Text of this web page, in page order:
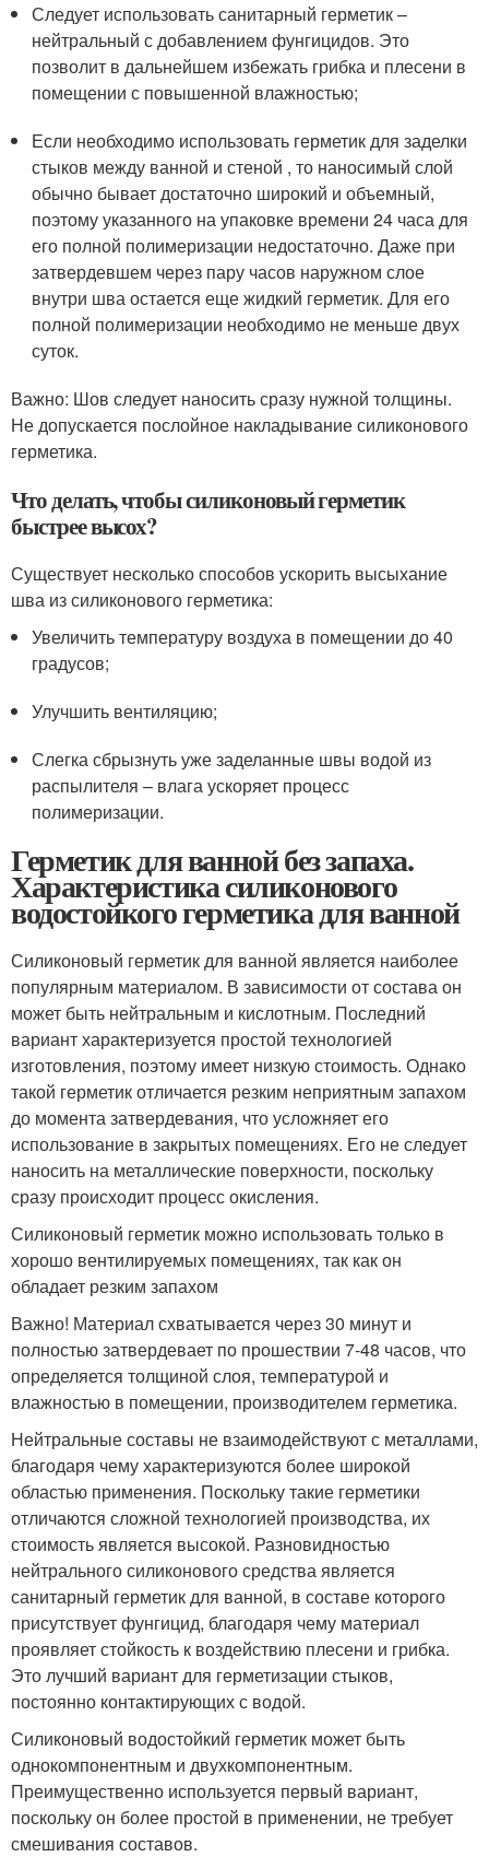
Следует использовать санитарный герметик –
нейтральный с добавлением фунгицидов. Это
позволит в дальнейшем избежать грибка и плесени в
помещении с повышенной влажностью;
Если необходимо использовать герметик для заделки
стыков между ванной и стеной , то наносимый слой
обычно бывает достаточно широкий и объемный,
поэтому указанного на упаковке времени 24 часа для
его полной полимеризации недостаточно. Даже при
затвердевшем через пару часов наружном слое
внутри шва остается еще жидкий герметик. Для его
полной полимеризации необходимо не меньше двух
суток.
Важно: Шов следует наносить сразу нужной толщины.
Не допускается послойное накладывание силиконового
герметика.
Что делать, чтобы силиконовый герметик
быстрее высох?
Существует несколько способов ускорить высыхание
шва из силиконового герметика:
Увеличить температуру воздуха в помещении до 40
градусов;
Улучшить вентиляцию;
Слегка сбрызнуть уже заделанные швы водой из
распылителя – влага ускоряет процесс
полимеризации.
Герметик для ванной без запаха.
Характеристика силиконового
водостойкого герметика для ванной
Силиконовый герметик для ванной является наиболее
популярным материалом. В зависимости от состава он
может быть нейтральным и кислотным. Последний
вариант характеризуется простой технологией
изготовления, поэтому имеет низкую стоимость. Однако
такой герметик отличается резким неприятным запахом
до момента затвердевания, что усложняет его
использование в закрытых помещениях. Его не следует
наносить на металлические поверхности, поскольку
сразу происходит процесс окисления.
Силиконовый герметик можно использовать только в
хорошо вентилируемых помещениях, так как он
обладает резким запахом
Важно! Материал схватывается через 30 минут и
полностью затвердевает по прошествии 7-48 часов, что
определяется толщиной слоя, температурой и
влажностью в помещении, производителем герметика.
Нейтральные составы не взаимодействуют с металлами,
благодаря чему характеризуются более широкой
областью применения. Поскольку такие герметики
отличаются сложной технологией производства, их
стоимость является высокой. Разновидностью
нейтрального силиконового средства является
санитарный герметик для ванной, в составе которого
присутствует фунгицид, благодаря чему материал
проявляет стойкость к воздействию плесени и грибка.
Это лучший вариант для герметизации стыков,
постоянно контактирующих с водой.
Силиконовый водостойкий герметик может быть
однокомпонентным и двухкомпонентным.
Преимущественно используется первый вариант,
поскольку он более простой в применении, не требует
смешивания составов.